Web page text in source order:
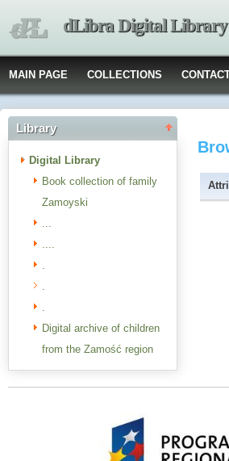
dLibra Digital Library
MAIN PAGE COLLECTIONS
Library
Digital Library
Book collection of family
Zamoyski
...
....
.
.
.
Digital archive of children
from the Zamość region